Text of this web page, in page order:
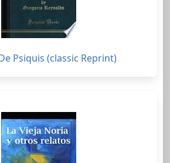
Psiquis (classic Reprint)